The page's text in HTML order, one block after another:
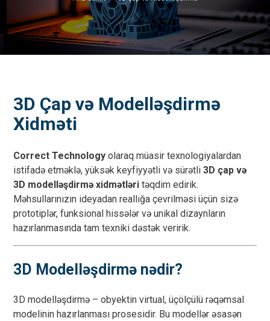
3D Çap və Modelləşdirmə
Xidməti
Correct Technology olaraq müasir texnologiyalardan
istifadə etməklə, yüksək keyfiyyətli və sürətli3D çap və
3D modelləşdirmə xidmətləri təqdim edirik.
Məhsullarınızın ideyadan reallığa çevrilməsi üçün sizə
prototiplər, funksional hissələr və unikal dizaynların
hazırlanmasında tam texniki dəstək veririk.
3D Modelləşdirmə nədir?
3D modelləşdirmə – obyektin virtual, üçölçülü rəqəmsal
modelinin hazırlanması prosesidir. Bu modellər əsasən